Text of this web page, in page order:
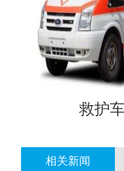
救护
相关新闻